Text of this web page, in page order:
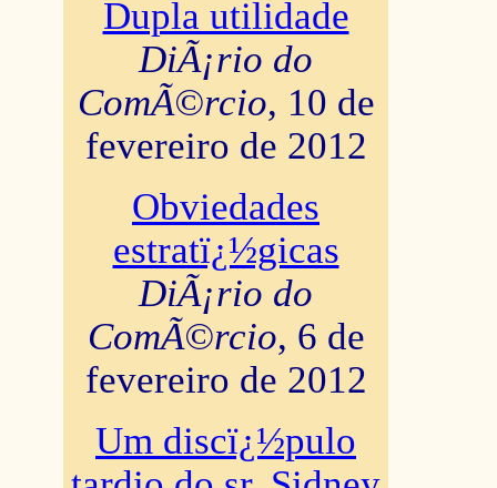
Dupla utilidade
DiÃ¡rio do
ComÃ©rcio, 10 de
fevereiro de 2012
Obviedades
estratï¿½gicas
DiÃ¡rio do
ComÃ©rcio, 6 de
fevereiro de 2012
Um discï¿½pulo